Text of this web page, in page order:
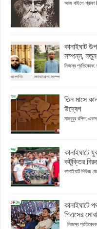
আজ বাইশে শ্রাবণ।
কানাইঘাট
সম্পন্ন, নতুন
নিজস্ব প্রতিবেদক:
তিন মাসে
উদ্বেগ
মাহবুবুর রশিদ:
কানাইঘাটে
কটূক্তির
কানাইঘাট নিউজ
কানাইঘাটে
পিএসের
নিজস্ব